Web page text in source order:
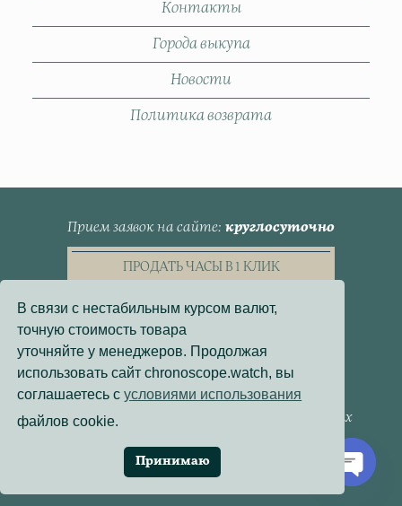
Контакты
Города выкупа
Новости
Политика возврата
Прием заявок на сайте круглосуточно
ПРОДАТЬ ЧАСЫ В 1 КЛИК
Пользовательское Соглашение
Политика конфиденциальности
Согласие на обработку персональных данных
Политика использования файлов cookie
Разработка сайта:Онлайн-Проекты
В связи с нестабильным курсом валют,
точную стоимость товара
уточняйте у менеджеров. Продолжая
использовать сайт chronoscope.watch, вы
соглашаетесь сусловиями использования
файлов cookie.
Принимаю